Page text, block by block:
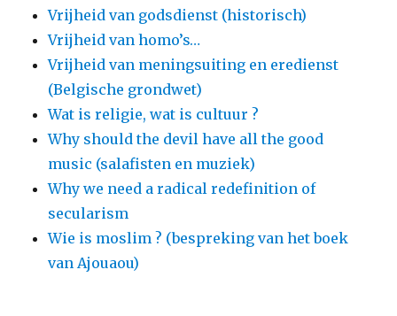
Vrijheid van godsdienst (historisch)
Vrijheid van homo’s…
Vrijheid van meningsuiting en eredienst
(Belgische grondwet)
Wat is religie, wat is cultuur ?
Why should the devil have all the good
music (salafisten en muziek)
Why we need a radical redefinition of
secularism
Wie is moslim ? (bespreking van het boek
van Ajouaou)